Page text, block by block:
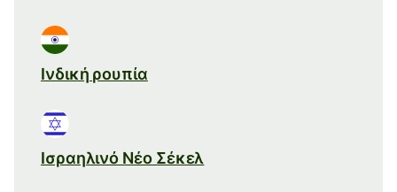
Ινδική ρουπία
Ισραηλινό Νέο Σέκελ